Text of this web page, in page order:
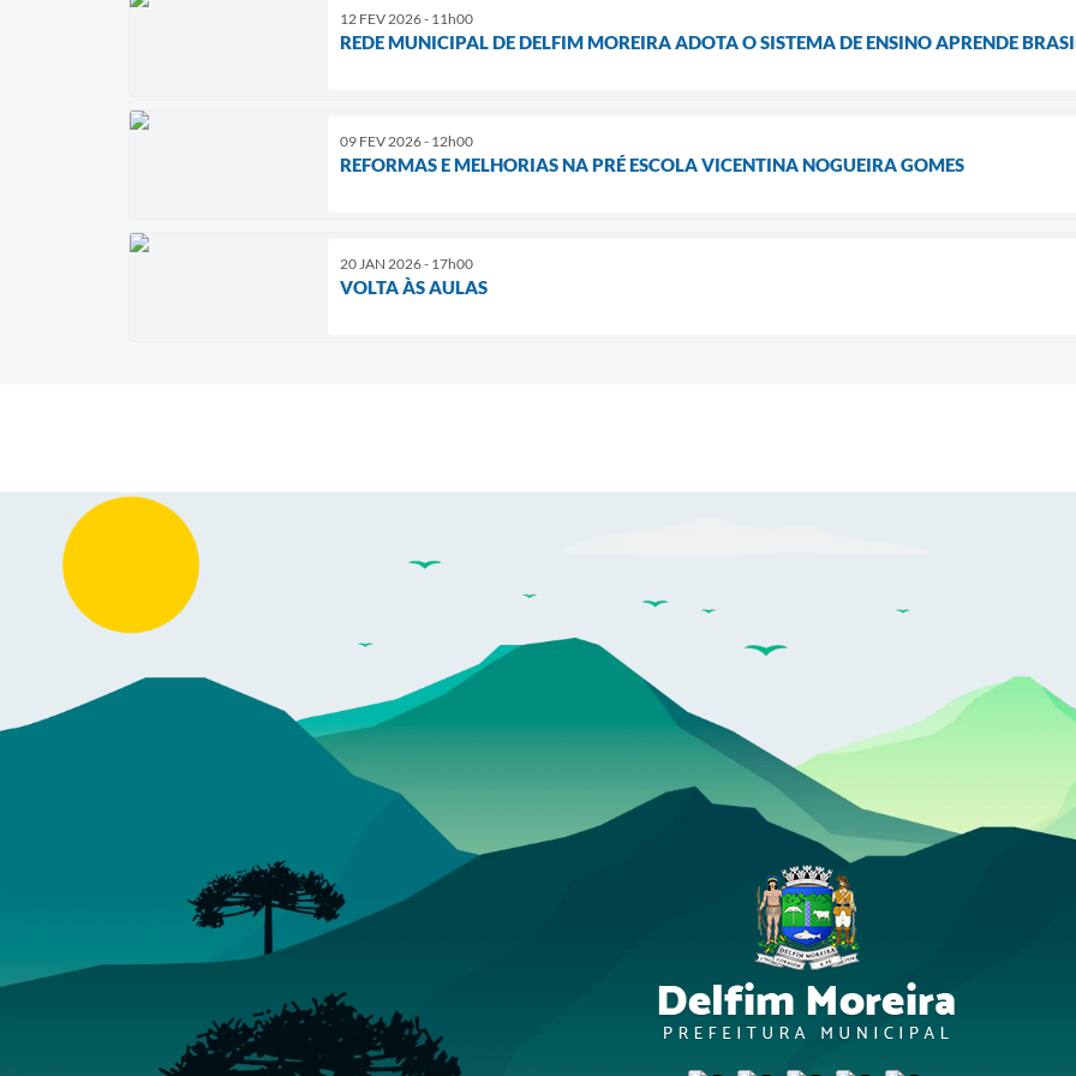
12 FEV 2026 - 11h00
REDE MUNICIPAL DE DELFIM MOREIRA ADOTA O SISTEMA DE ENSINO APRENDE
09 FEV 2026 - 12h00
REFORMAS E MELHORIAS NA PRÉ ESCOLA VICENTINA NOGUEIRA GOMES
20 JAN 2026 - 17h00
VOLTA ÀS AULAS